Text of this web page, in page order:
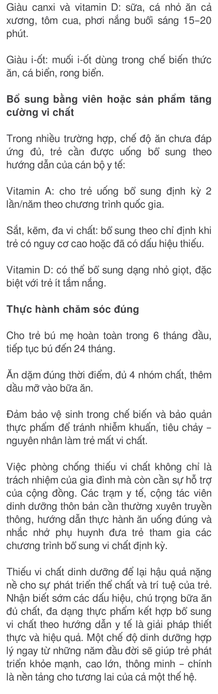
Giàu canxi và vitamin D: sữa, cá nhỏ ăn cả
xương, tôm cua, phơi nắng buổi sáng 15–20
phút.
Giàu i-ốt: muối i-ốt dùng trong chế biến thức
ăn, cá biển, rong biển.
Bổ sung bằng viên hoặc sản phẩm tăng
cường vi chất
Trong nhiều trường hợp, chế độ ăn chưa đáp
ứng đủ, trẻ cần được uống bổ sung theo
hướng dẫn của cán bộ y tế:
Vitamin A: cho trẻ uống bổ sung định kỳ 2
lần/năm theo chương trình quốc gia.
Sắt, kẽm, đa vi chất: bổ sung theo chỉ định khi
trẻ có nguy cơ cao hoặc đã có dấu hiệu thiếu.
Vitamin D: có thể bổ sung dạng nhỏ giọt, đặc
biệt với trẻ ít tắm nắng.
Thực hành chăm sóc đúng
Cho trẻ bú mẹ hoàn toàn trong 6 tháng đầu,
tiếp tục bú đến 24 tháng.
Ăn dặm đúng thời điểm, đủ 4 nhóm chất, thêm
dầu mỡ vào bữa ăn.
Đảm bảo vệ sinh trong chế biến và bảo quản
thực phẩm để tránh nhiễm khuẩn, tiêu chảy –
nguyên nhân làm trẻ mất vi chất.
Việc phòng chống thiếu vi chất không chỉ là
trách nhiệm của gia đình mà còn cần sự hỗ trợ
của cộng đồng. Các trạm y tế, cộng tác viên
dinh dưỡng thôn bản cần thường xuyên truyền
thông, hướng dẫn thực hành ăn uống đúng và
nhắc nhở phụ huynh đưa trẻ tham gia các
chương trình bổ sung vi chất định kỳ.
Thiếu vi chất dinh dưỡng để lại hậu quả nặng
nề cho sự phát triển thể chất và trí tuệ của trẻ.
Nhận biết sớm các dấu hiệu, chú trọng bữa ăn
đủ chất, đa dạng thực phẩm kết hợp bổ sung
vi chất theo hướng dẫn y tế là giải pháp thiết
thực và hiệu quả. Một chế độ dinh dưỡng hợp
lý ngay từ những năm đầu đời sẽ giúp trẻ phát
triển khỏe mạnh, cao lớn, thông minh – chính
là nền tảng cho tương lai của cả một thế hệ.